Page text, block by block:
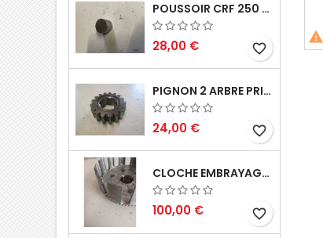
POUSSOIR CRF 250 2005 2006
28,00 € favorite_border
PIGNON 2 ARBRE PRIMAIRE CR 250 1994
24,00 € favorite_border
CLOCHE EMBRAYAGE YZ 125 1994 2004
100,00 € favorite_border
